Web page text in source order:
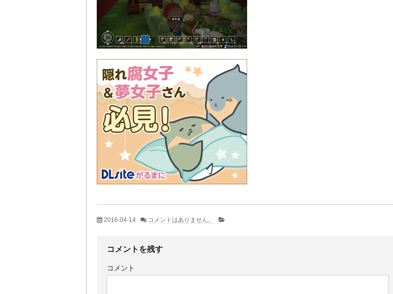
2016-04-14 コメントはありません。
コメントを残す
コメント